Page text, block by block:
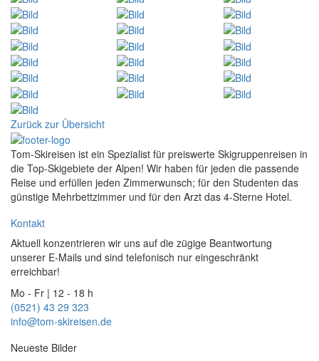
Zurück zur Übersicht
Tom-Skireisen ist ein Spezialist für preiswerte Skigruppenreisen in
die Top-Skigebiete der Alpen! Wir haben für jeden die passende
Reise und erfüllen jeden Zimmerwunsch; für den Studenten das
günstige Mehrbettzimmer und für den Arzt das 4-Sterne Hotel.
Kontakt
Aktuell konzentrieren wir uns auf die zügige Beantwortung
unserer E-Mails und sind telefonisch nur eingeschränkt
erreichbar!
Mo - Fr | 12 - 18 h
(0521) 43 29 323
info@tom-skireisen.de
Neueste Bilder